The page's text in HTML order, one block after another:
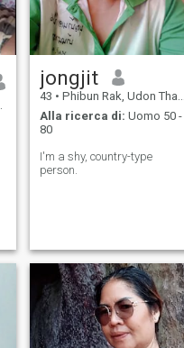
jongjit
43 • Phibun Rak, Udon Thani, Thailandia
Alla ricerca di: Uomo 50 -
80
I'm a shy, country-type
person.